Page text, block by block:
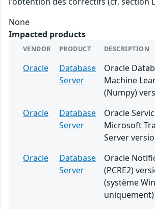
None
Impacted products
VENDOR PRODUCT DESCRIPTION
Oracle
Database
Server
Oracle
Machine
(Numpy)
Oracle
Database
Server
Oracle
Microsoft
Server
Oracle
Database
Server
Oracle
(PCRE2)
(système
uniquement)